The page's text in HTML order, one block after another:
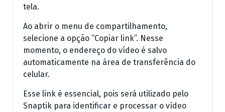
tela.
Ao abrir o menu de compartilhamento,
selecione a opção “Copiar link”. Nesse
momento, o endereço do vídeo é salvo
automaticamente na área de transferência do
celular.
Esse link é essencial, pois será utilizado pelo
Snaptik para identificar e processar o vídeo